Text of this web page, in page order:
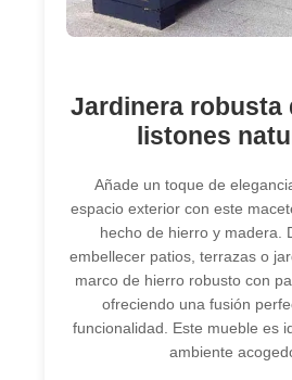
Jardinera robusta
listones
Añade un toque de
espacio exterior con este
hecho de hierro y madera.
embellecer patios, terrazas o
marco de hierro robusto con
ofreciendo una fusión
funcionalidad. Este mueble es
ambiente